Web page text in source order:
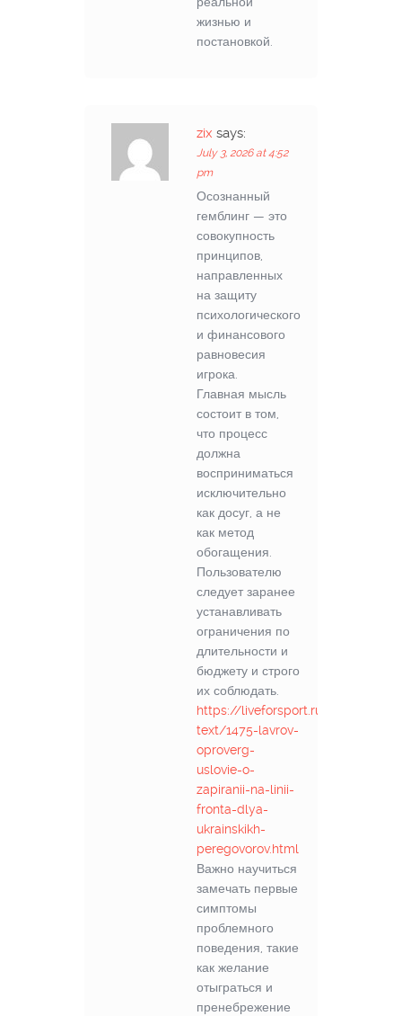
жизнью и
постановкой.
zix says:
July 3, 2026 at 4:52
pm
Осознанный
гемблинг — это
совокупность
принципов,
направленных
на защиту
психологического
и финансового
равновесия
игрока.
Главная мысль
состоит в том,
что процесс
должна
восприниматься
исключительно
как досуг, а не
как метод
обогащения.
Пользователю
следует заранее
устанавливать
ограничения по
длительности и
бюджету и строго
их соблюдать.
https://liveforsport.ru/full-
text/1475-lavrov-
oproverg-
uslovie-o-
zapiranii-na-linii-
fronta-dlya-
ukrainskikh-
peregovorov.html
Важно научиться
замечать первые
симптомы
проблемного
поведения, такие
как желание
отыграться и
пренебрежение